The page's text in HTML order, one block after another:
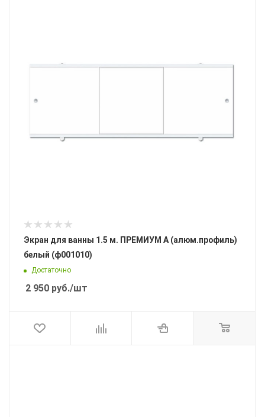
Экран для ванны 1.5 м. ПРЕМИУМ А (алюм.профиль)
белый (ф001010)
Достаточно
2 950 руб./шт